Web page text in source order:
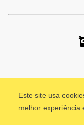
Este site usa
melhor experiência